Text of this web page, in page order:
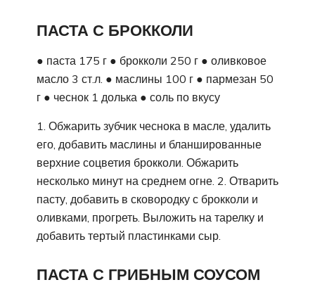
ПАСТА С БРОККОЛИ
● паста 175 г ● брокколи 250 г ● оливковое
масло 3 ст.л. ● маслины 100 г ● пармезан 50
г ● чеснок 1 долька ● соль по вкусу
1. Обжарить зубчик чеснока в масле, удалить
его, добавить маслины и бланшированные
верхние соцветия брокколи. Обжарить
несколько минут на среднем огне. 2. Отварить
пасту, добавить в сковородку с брокколи и
оливками, прогреть. Выложить на тарелку и
добавить тертый пластинками сыр.
ПАСТА С ГРИБНЫМ СОУСОМ